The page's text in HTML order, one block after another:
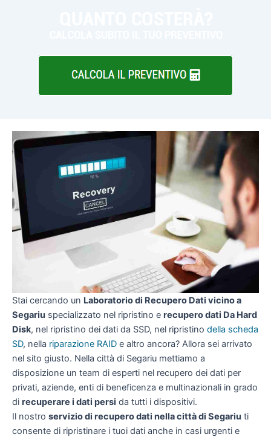
Stai cercando un Laboratorio di Recupero Dati vicino a
Segariu specializzato nel ripristino e recupero dati Da Hard
Disk, nel ripristino dei dati da SSD, nel ripristino della scheda
SD, nella riparazione RAID e altro ancora? Allora sei arrivato
nel sito giusto. Nella città di Segariu mettiamo a
disposizione un team di esperti nel recupero dei dati per
privati, aziende, enti di beneficenza e multinazionali in grado
di recuperare i dati persi da tutti i dispositivi.
Il nostro servizio di recupero dati nella città di Segariu ti
consente di ripristinare i tuoi dati anche in casi urgenti e